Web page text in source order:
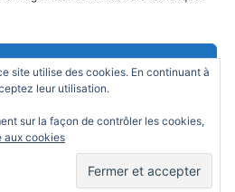
Accepter
préférences
Academica WordPress Theme by
site utilise des cookies. En continuant à
leur utilisation.
sur la façon de contrôler les cookies,
aux cookies